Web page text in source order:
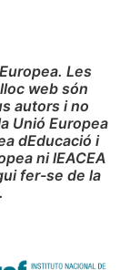
Les
web són
autors i no
Unió Europea
dEducació i
ni lEACEA
fer-se de la